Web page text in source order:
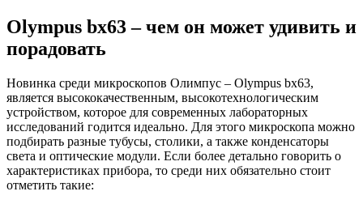
Olympus bx63 – чем он может удивить и
порадовать
Новинка среди микроскопов Олимпус – Olympus bx63,
является высококачественным, высокотехнологическим
устройством, которое для современных лабораторных
исследований годится идеально. Для этого микроскопа можно
подбирать разные тубусы, столики, а также конденсаторы
света и оптические модули. Если более детально говорить о
характеристиках прибора, то среди них обязательно стоит
отметить такие: